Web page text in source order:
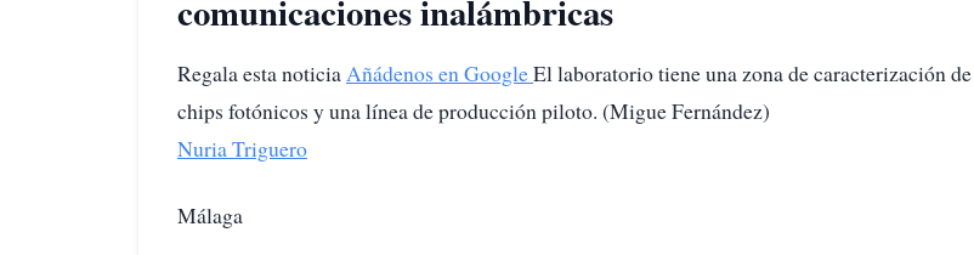
comunicaciones inalámbricas
Regala esta noticiaAñádenos en GoogleEl laboratorio tiene una zona de caracterización de
chips fotónicos y una línea de producción piloto. (Migue Fernández)
Nuria Triguero
Málaga